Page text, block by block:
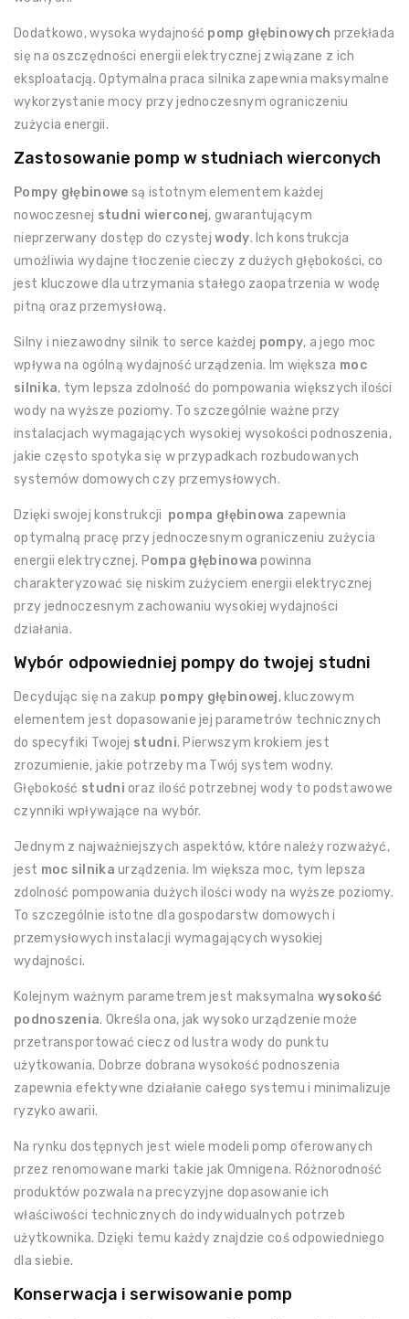
Dodatkowo, wysoka wydajność pomp głębinowych przekłada
się na oszczędności energii elektrycznej związane z ich
eksploatacją. Optymalna praca silnika zapewnia maksymalne
wykorzystanie mocy przy jednoczesnym ograniczeniu
zużycia energii.
Zastosowanie pomp w studniach wierconych
Pompy głębinowe są istotnym elementem każdej
nowoczesnej studni wierconej, gwarantującym
nieprzerwany dostęp do czystejwody. Ich konstrukcja
umożliwia wydajne tłoczenie cieczy z dużych głębokości, co
jest kluczowe dla utrzymania stałego zaopatrzenia w wodę
pitną oraz przemysłową.
Silny i niezawodny silnik to serce każdej pompy, a jego moc
wpływa na ogólną wydajność urządzenia. Im większa moc
silnika, tym lepsza zdolność do pompowania większych ilości
wody na wyższe poziomy. To szczególnie ważne przy
instalacjach wymagających wysokiej wysokości podnoszenia,
jakie często spotyka się w przypadkach rozbudowanych
systemów domowych czy przemysłowych.
Dzięki swojej konstrukcji pompa głębinowa zapewnia
optymalną pracę przy jednoczesnym ograniczeniu zużycia
energii elektrycznej. Pompa głębinowa powinna
charakteryzować się niskim zużyciem energii elektrycznej
przy jednoczesnym zachowaniu wysokiej wydajności
działania.
Wybór odpowiedniej pompy do twojej studni
Decydując się na zakup pompy głębinowej, kluczowym
elementem jest dopasowanie jej parametrów technicznych
do specyfiki Twojej studni. Pierwszym krokiem jest
zrozumienie, jakie potrzeby ma Twój system wodny.
Głębokość studni oraz ilość potrzebnej wody to podstawowe
czynniki wpływające na wybór.
Jednym z najważniejszych aspektów, które należy rozważyć,
jest moc silnika urządzenia. Im większa moc, tym lepsza
zdolność pompowania dużych ilości wody na wyższe poziomy.
To szczególnie istotne dla gospodarstw domowych i
przemysłowych instalacji wymagających wysokiej
wydajności.
Kolejnym ważnym parametrem jest maksymalna wysokość
podnoszenia. Określa ona, jak wysoko urządzenie może
przetransportować ciecz od lustra wody do punktu
użytkowania. Dobrze dobrana wysokość podnoszenia
zapewnia efektywne działanie całego systemu i minimalizuje
ryzyko awarii.
Na rynku dostępnych jest wiele modeli pomp oferowanych
przez renomowane marki takie jak Omnigena. Różnorodność
produktów pozwala na precyzyjne dopasowanie ich
właściwości technicznych do indywidualnych potrzeb
użytkownika. Dzięki temu każdy znajdzie coś odpowiedniego
dla siebie.
Konserwacja i serwisowanie pomp